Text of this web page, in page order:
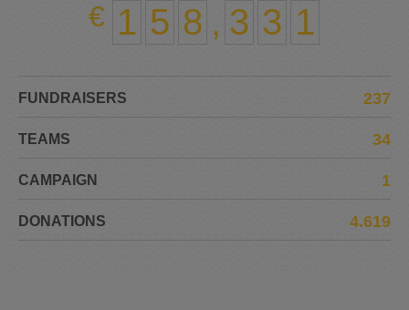
1 5 8 , 3 3 1
237
FUNDRAISERS
34
TEAMS
1
CAMPAIGN
4.619
DONATIONS